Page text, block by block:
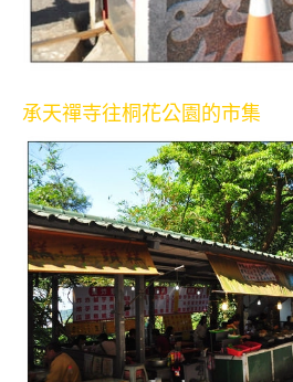
承天禪寺往桐花公園的市集